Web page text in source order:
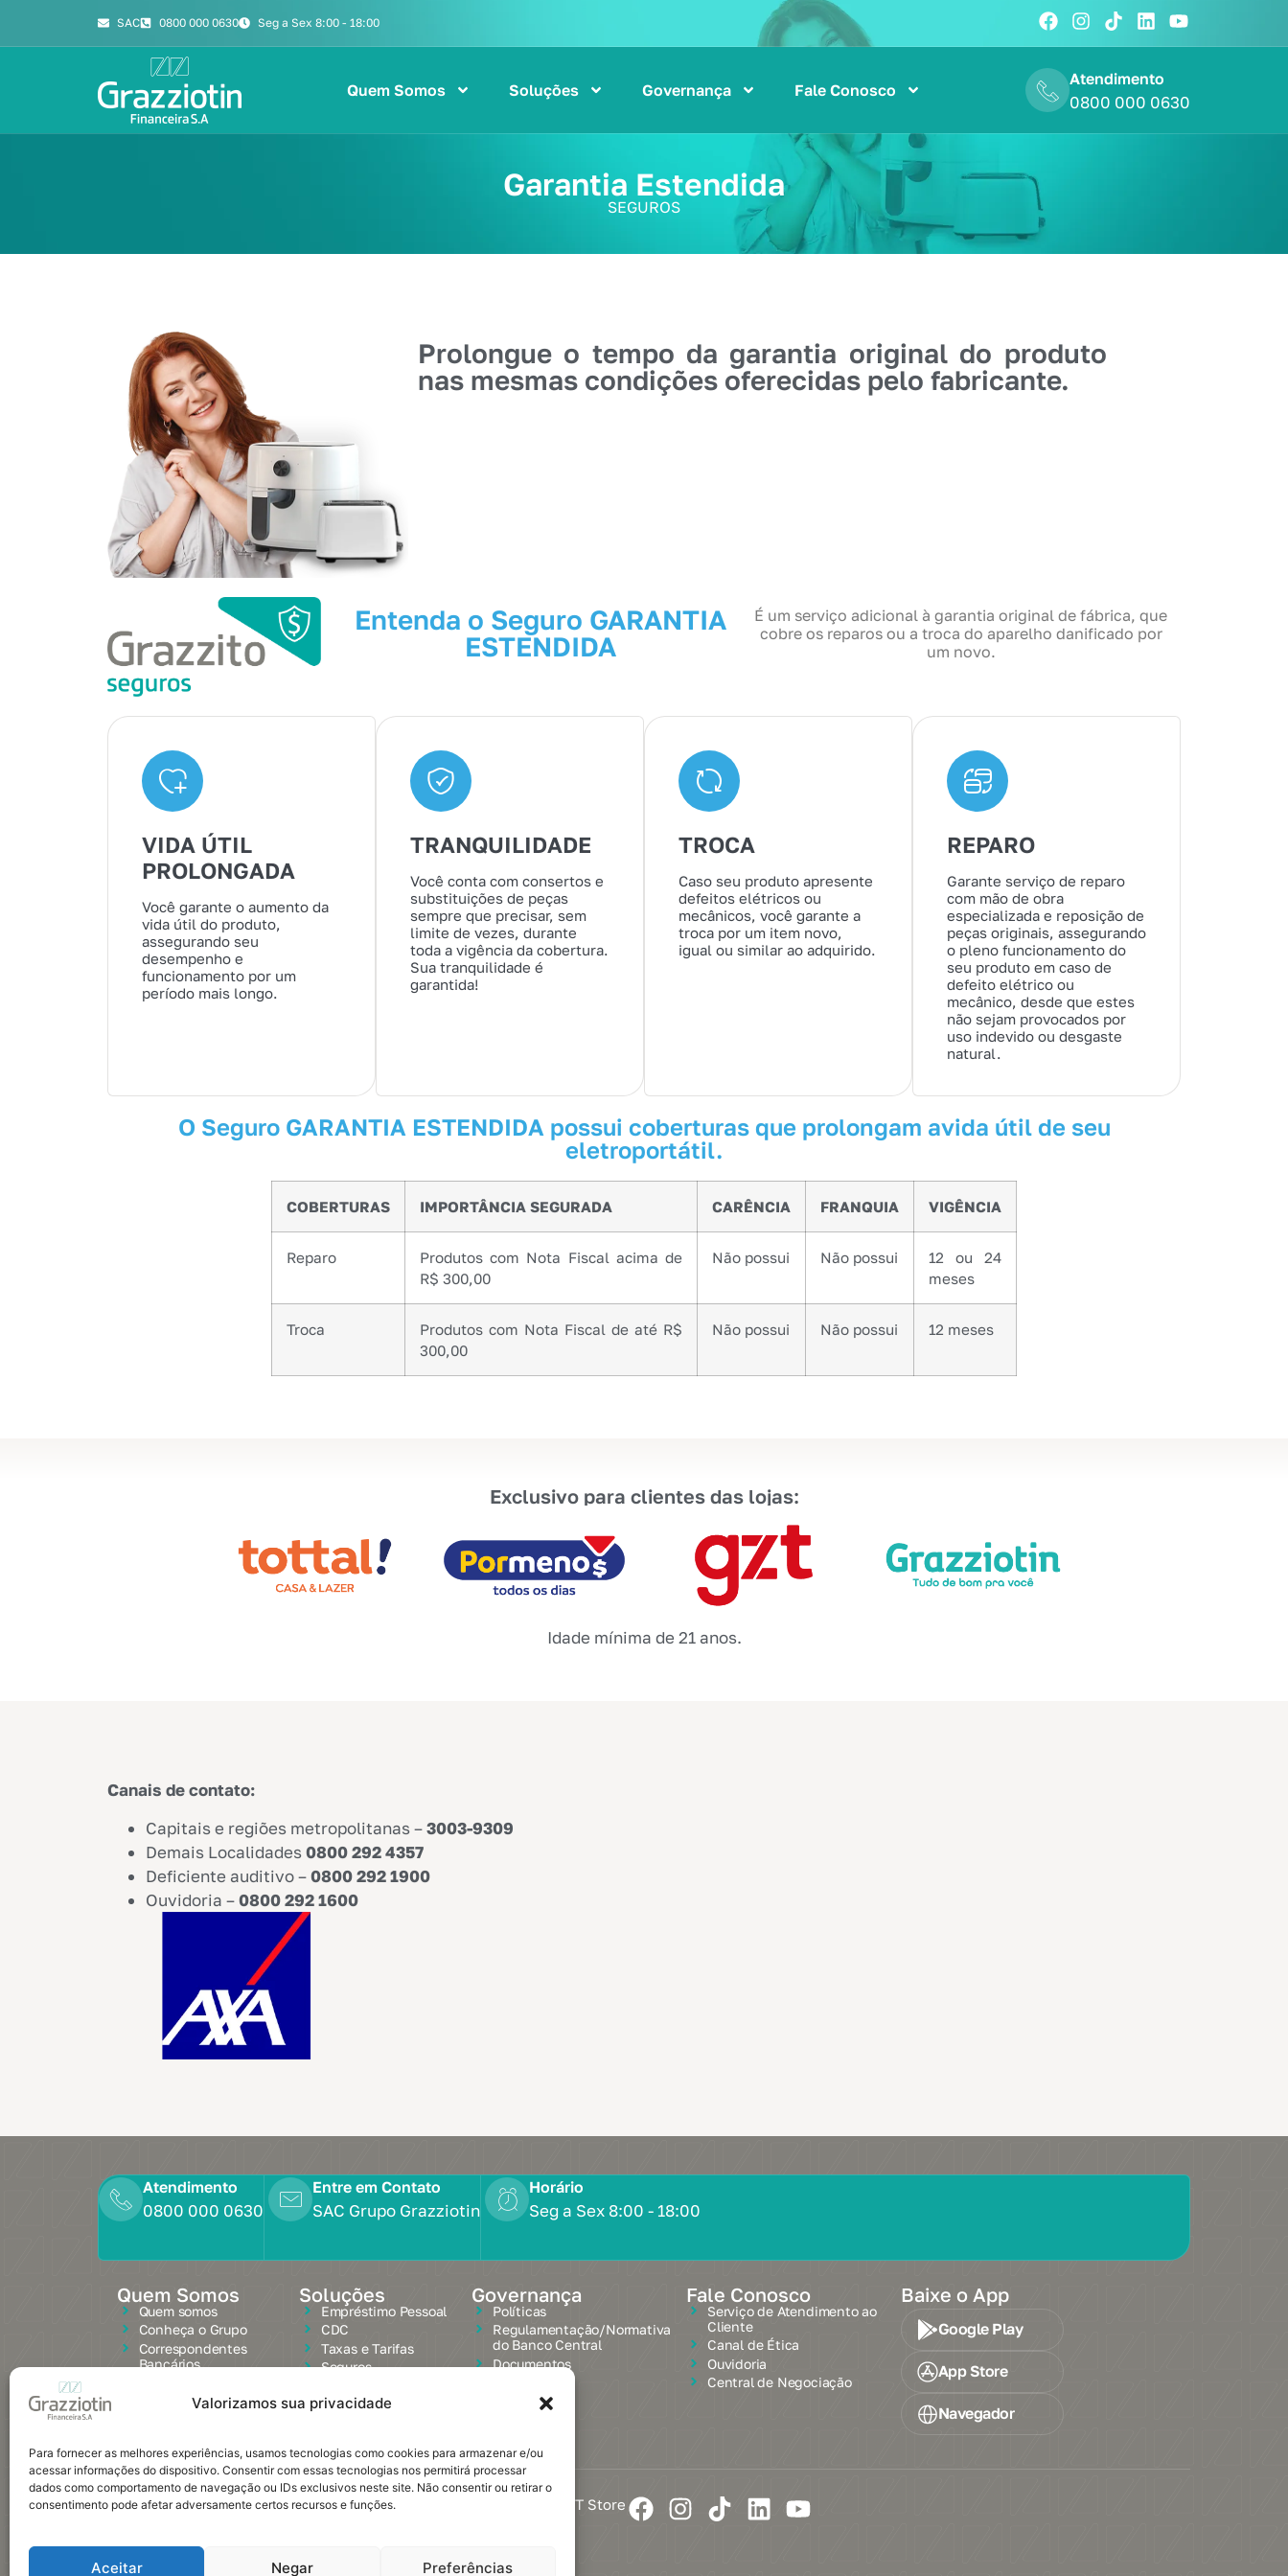
Valorizamos sua privacidade
Para fornecer as melhores experiências, usamos tecnologias como cookies para armazenar e/ou
acessar informações do dispositivo. Consentir com essas tecnologias nos permitirá processar
dados como comportamento de navegação ou IDs exclusivos neste site. Não consentir ou retirar o
consentimento pode afetar adversamente certos recursos e funções.
Aceitar Negar Preferências
SAC 0800 000 0630 Seg a Sex 8:00 - 18:00
Quem Somos Soluções Governança Fale Conosco
Atendimento
0800 000 0630
Garantia Estendida
SEGUROS
Prolongue o tempo da garantia original do produto
nas mesmas condições oferecidas pelo fabricante.
Entenda o Seguro GARANTIA
ESTENDIDA
É um serviço adicional à garantia original de fábrica, que
cobre os reparos ou a troca do aparelho danificado por
um novo.
VIDA ÚTIL
PROLONGADA
Você garante o aumento da
vida útil do produto,
assegurando seu
desempenho e
funcionamento por um
período mais longo.
TRANQUILIDADE
Você conta com consertos e
substituições de peças
sempre que precisar, sem
limite de vezes, durante
toda a vigência da cobertura.
Sua tranquilidade é
garantida!
TROCA
Caso seu produto apresente
defeitos elétricos ou
mecânicos, você garante a
troca por um item novo,
igual ou similar ao adquirido.
REPARO
Garante serviço de reparo
com mão de obra
especializada e reposição de
peças originais, assegurando
o pleno funcionamento do
seu produto em caso de
defeito elétrico ou
mecânico, desde que estes
não sejam provocados por
uso indevido ou desgaste
natural.
O Seguro GARANTIA ESTENDIDA possui coberturas que prolongam avida útil de seu
eletroportátil.
COBERTURAS IMPORTÂNCIA SEGURADA CARÊNCIA FRANQUIA VIGÊNCIA
Reparo
Produtos com Nota Fiscal acima de
R$ 300,00
Não possui Não possui
12 ou 24
meses
Troca
Produtos com Nota Fiscal de até R$
300,00
Não possui Não possui 12 meses
Exclusivo para clientes das lojas:
Idade mínima de 21 anos.
Canais de contato:
Capitais e regiões metropolitanas –3003-9309
Demais Localidades0800 292 4357
Deficiente auditivo –0800 292 1900
Ouvidoria –0800 292 1600
Atendimento
0800 000 0630
Entre em Contato
SAC Grupo Grazziotin
Horário
Seg a Sex 8:00 - 18:00
Quem Somos
Quem somos
Conheça o Grupo
Correspondentes
Bancários
próxima de você
Soluções
Empréstimo Pessoal
CDC
Taxas e Tarifas
Seguros
Governança
Políticas
Regulamentação/Normativa
do Banco Central
Documentos
Fale Conosco
Serviço de Atendimento ao
Cliente
Canal de Ética
Ouvidoria
Central de Negociação
Baixe o App
Google Play
App Store
Navegador
Educação FinanceiraPolíticas e Documentos GZT Store